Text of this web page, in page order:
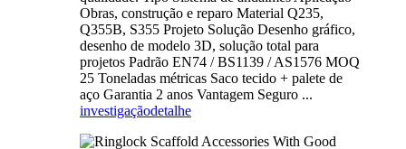
Obras, construção e reparo Material Q235,
Q355B, S355 Projeto Solução Desenho gráfico,
desenho de modelo 3D, solução total para
projetos Padrão EN74 / BS1139 / AS1576 MOQ
25 Toneladas métricas Saco tecido + palete de
aço Garantia 2 anos Vantagem Seguro ...
investigaçãodetalhe